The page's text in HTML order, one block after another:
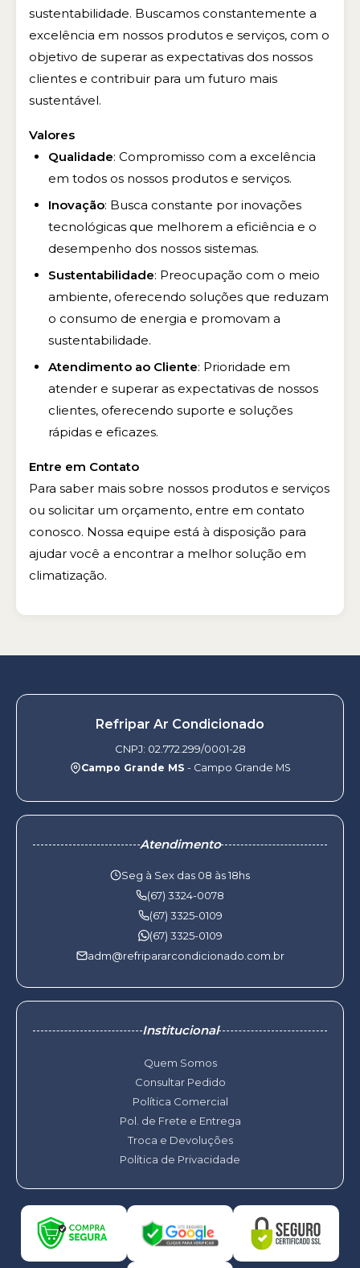
sustentabilidade. Buscamos constantemente a
excelência em nossos produtos e serviços, com o
objetivo de superar as expectativas dos nossos
clientes e contribuir para um futuro mais
sustentável.
Valores
Qualidade: Compromisso com a excelência
em todos os nossos produtos e serviços.
Inovação: Busca constante por inovações
tecnológicas que melhorem a eficiência e o
desempenho dos nossos sistemas.
Sustentabilidade: Preocupação com o meio
ambiente, oferecendo soluções que reduzam
o consumo de energia e promovam a
sustentabilidade.
Atendimento ao Cliente: Prioridade em
atender e superar as expectativas de nossos
clientes, oferecendo suporte e soluções
rápidas e eficazes.
Entre em Contato
Para saber mais sobre nossos produtos e serviços
ou solicitar um orçamento, entre em contato
conosco. Nossa equipe está à disposição para
ajudar você a encontrar a melhor solução em
climatização.
Refripar Ar Condicionado
CNPJ: 02.772.299/0001-28
Campo Grande MS - Campo Grande MS
Atendimento
Seg à Sex das 08 às 18hs
(67) 3324-0078
(67) 3325-0109
(67) 3325-0109
adm@refripararcondicionado.com.br
Institucional
Quem Somos
Consultar Pedido
Política Comercial
Pol. de Frete e Entrega
Troca e Devoluções
Política de Privacidade